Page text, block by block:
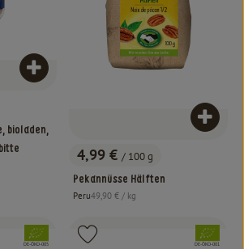
bioladen,
Produkt zum Warenkorb hinzufügen
, Preis:
4,99 € / 100 g
Pekannüsse Hälften
, Herkunft:
Peru, Referenzpreis:
49,90 € / kg
, Verband:
, Kontrollstelle:
DE-ÖKO-005
hinzufügen
, Verband:
, Kontrollstelle:
DE-ÖKO-001
Produkt zu Favouriten hinzufügen